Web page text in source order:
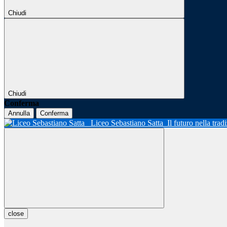
Chiudi
Chiudi
Conferma
Annulla Conferma
Liceo Sebastiano Satta Il futuro nella
close